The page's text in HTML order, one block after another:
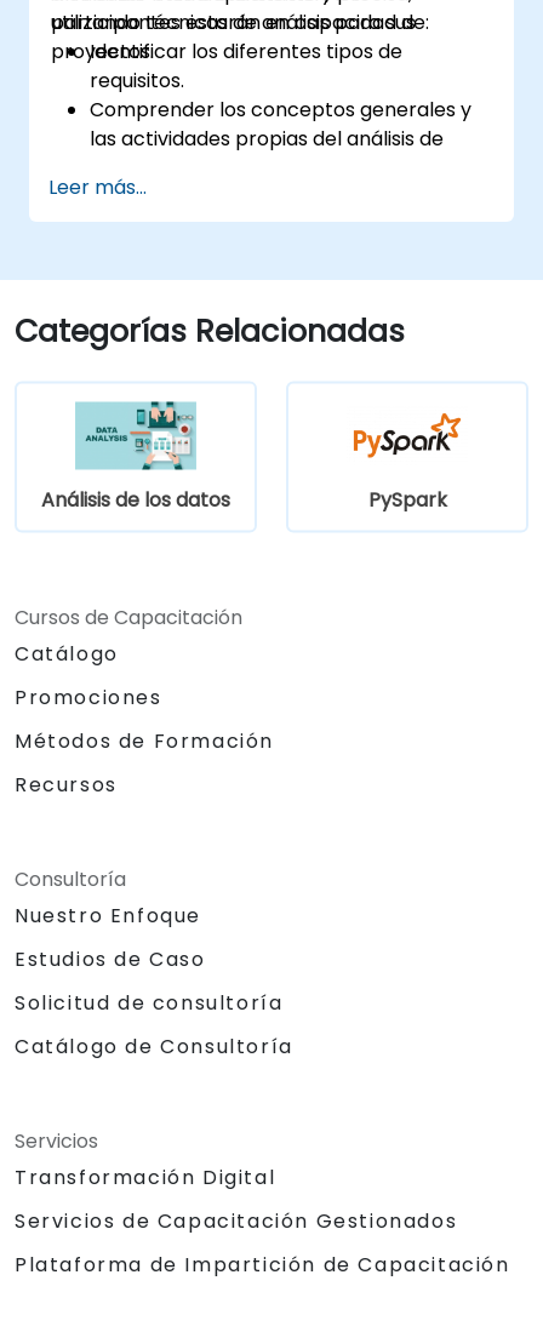
utilizando técnicas de análisis para sus
proyectos.
participantes estarán en capacidad de:
Identificar los diferentes tipos de
requisitos.
Comprender los conceptos generales y
las actividades propias del análisis de
Familiarizarse con la metodología de
análisis de requisitos.
de análisis de requisitos.
Estructurar los requisitos para
comunicarse de manera eficiente con
un proceso iterativo de recolección de
requisitos.
Leer más...
Categorías Relacionadas
Análisis de los datos PySpark
Cursos de Capacitación
Catálogo
Promociones
Métodos de Formación
Recursos
Consultoría
Nuestro Enfoque
Estudios de Caso
Solicitud de consultoría
Catálogo de Consultoría
Servicios
Transformación Digital
Servicios de Capacitación Gestionados
Plataforma de Impartición de Capacitación